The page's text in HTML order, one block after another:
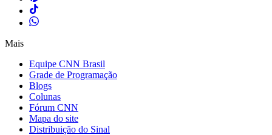
Mais
Equipe CNN Brasil
Grade de Programação
Blogs
Colunas
Fórum CNN
Mapa do site
Distribuição do Sinal